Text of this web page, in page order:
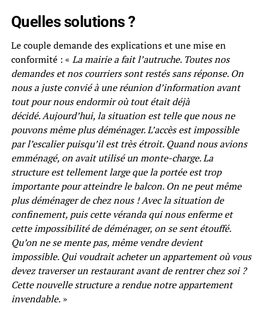
Quelles solutions ?
Le couple demande des explications et une mise en
conformité : « La mairie a fait l’autruche. Toutes nos
demandes et nos courriers sont restés sans réponse. On
nous a juste convié à une réunion d’information avant
tout pour nous endormir où tout était déjà
décidé. Aujourd’hui, la situation est telle que nous ne
pouvons même plus déménager. L’accès est impossible
par l’escalier puisqu’il est très étroit. Quand nous avions
emménagé, on avait utilisé un monte-charge. La
structure est tellement large que la portée est trop
importante pour atteindre le balcon. On ne peut même
plus déménager de chez nous ! Avec la situation de
confinement, puis cette véranda qui nous enferme et
cette impossibilité de déménager, on se sent étouffé.
Qu’on ne se mente pas, même vendre devient
impossible. Qui voudrait acheter un appartement où vous
devez traverser un restaurant avant de rentrer chez soi ?
Cette nouvelle structure a rendue notre appartement
invendable.»